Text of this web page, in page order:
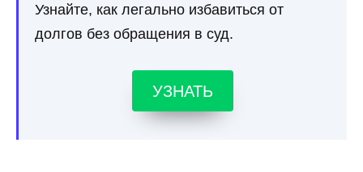
Узнайте, как легально избавиться от
долгов без обращения в суд.
УЗНАТЬ